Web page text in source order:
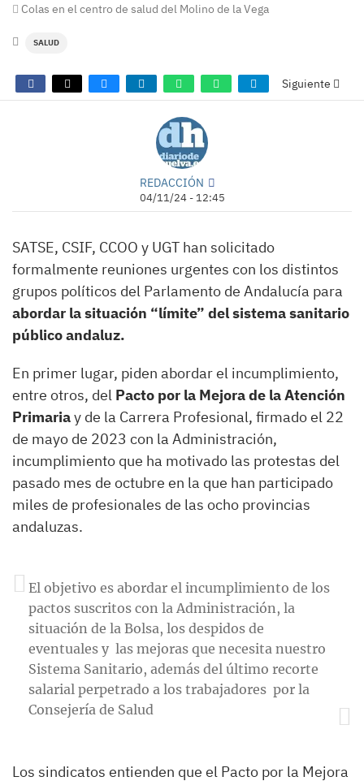
Colas en el centro de salud del Molino de la Vega
SALUD
Siguiente
REDACCIÓN
04/11/24 - 12:45
SATSE, CSIF, CCOO y UGT han solicitado
formalmente reuniones urgentes con los distintos
grupos políticos del Parlamento de Andalucía para
abordar la situación “límite” del sistema sanitario
público andaluz.
En primer lugar, piden abordar el incumplimiento,
entre otros, del Pacto por la Mejora de la Atención
Primariay de la Carrera Profesional, firmado el 22
de mayo de 2023 con la Administración,
incumplimiento que ha motivado las protestas del
pasado mes de octubre en la que han participado
miles de profesionales de las ocho provincias
andaluzas.
El objetivo es abordar el incumplimiento de los
pactos suscritos con la Administración, la
situación de la Bolsa, los despidos de
eventuales y las mejoras que necesita nuestro
Sistema Sanitario, además del último recorte
salarial perpetrado a los trabajadores por la
Consejería de Salud
Los sindicatos entienden que el Pacto por la Mejora